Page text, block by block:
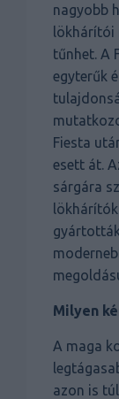
nagyobb
tűnhet. A
egyterűk
Fiesta
esett át.
sárgára
Milyen
A maga
azon is